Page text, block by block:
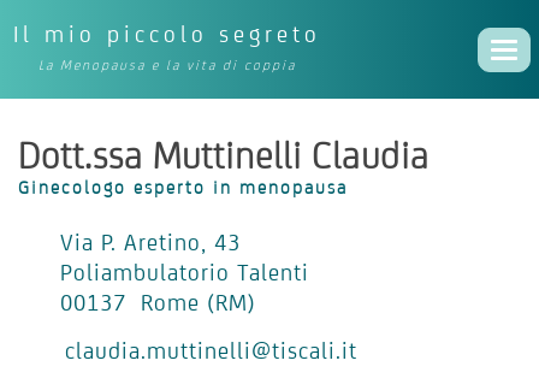
Il mio piccolo segreto
La Menopausa e la vita di coppia
Dott.ssa Muttinelli Claudia
Ginecologo esperto in menopausa
Via P. Aretino, 43
Poliambulatorio Talenti
00137 Rome (RM)
claudia.muttinelli@tiscali.it